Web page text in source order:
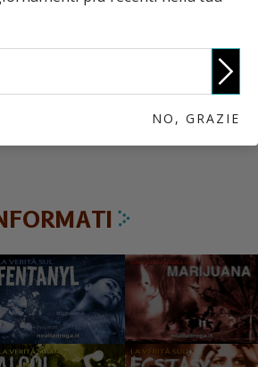
NO, GRAZIE